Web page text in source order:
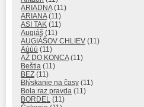
ARIADNA(11)
ARIANA(11)
ASI TAK (11)
Augiáš (11)
AUGIÁŠOV CHLIEV (11)
Aúúú (11)
AŽ DO KONCA(11)
Beštia (11)
BEZ (11)
Blýskanie na časy (11)
Bola raz pravda (11)
BORDEL (11)